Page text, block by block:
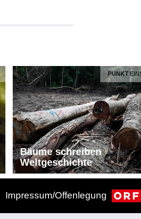
PUNKT
Bäume schreiben
Weltgeschichte
Impressum/Offenlegung